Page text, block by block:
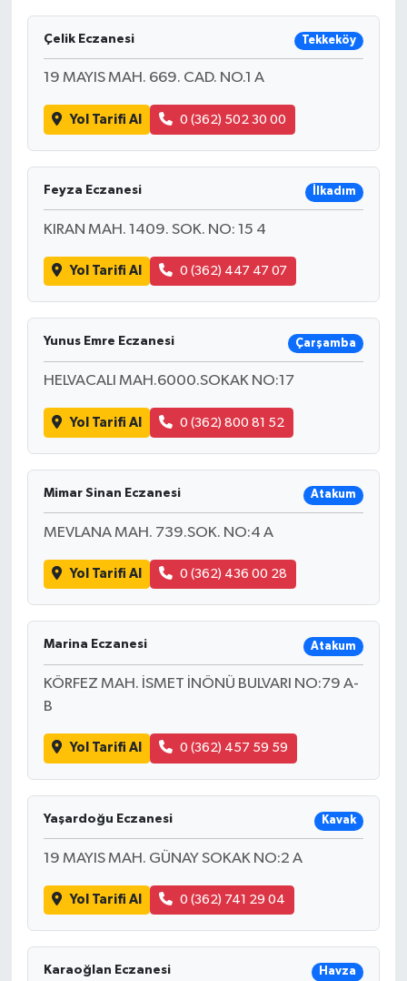
Çelik Eczanesi Tekkeköy
19 MAYIS MAH. 669. CAD. NO.1 A
Yol Tarifi Al 0 (362) 502 30 00
Feyza Eczanesi İlkadım
KIRAN MAH. 1409. SOK. NO: 15 4
Yol Tarifi Al 0 (362) 447 47 07
Yunus Emre Eczanesi Çarşamba
HELVACALI MAH.6000.SOKAK NO:17
Yol Tarifi Al 0 (362) 800 81 52
Mimar Sinan Eczanesi Atakum
MEVLANA MAH. 739.SOK. NO:4 A
Yol Tarifi Al 0 (362) 436 00 28
Marina Eczanesi Atakum
KÖRFEZ MAH. İSMET İNÖNÜ BULVARI NO:79 A-
B
Yol Tarifi Al 0 (362) 457 59 59
Yaşardoğu Eczanesi Kavak
19 MAYIS MAH. GÜNAY SOKAK NO:2 A
Yol Tarifi Al 0 (362) 741 29 04
Karaoğlan Eczanesi Havza